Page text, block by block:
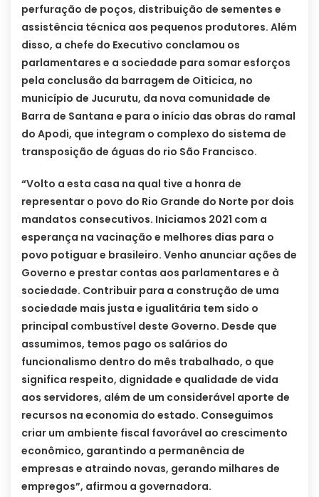
perfuração de poços, distribuição de sementes e
assistência técnica aos pequenos produtores. Além
disso, a chefe do Executivo conclamou os
parlamentares e a sociedade para somar esforços
pela conclusão da barragem de Oiticica, no
município de Jucurutu, da nova comunidade de
Barra de Santana e para o início das obras do ramal
do Apodi, que integram o complexo do sistema de
transposição de águas do rio São Francisco.
“Volto a esta casa na qual tive a honra de
representar o povo do Rio Grande do Norte por dois
mandatos consecutivos. Iniciamos 2021 com a
esperança na vacinação e melhores dias para o
povo potiguar e brasileiro. Venho anunciar ações de
Governo e prestar contas aos parlamentares e à
sociedade. Contribuir para a construção de uma
sociedade mais justa e igualitária tem sido o
principal combustível deste Governo. Desde que
assumimos, temos pago os salários do
funcionalismo dentro do mês trabalhado, o que
significa respeito, dignidade e qualidade de vida
aos servidores, além de um considerável aporte de
recursos na economia do estado. Conseguimos
criar um ambiente fiscal favorável ao crescimento
econômico, garantindo a permanência de
empresas e atraindo novas, gerando milhares de
empregos”, afirmou a governadora.